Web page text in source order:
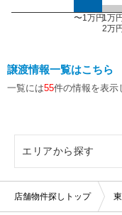
〜1万円1万
2万円
譲渡情報一覧はこちら
一覧には55件の情報を表示
エリアから探す
愛知
店舗物件探しトップ